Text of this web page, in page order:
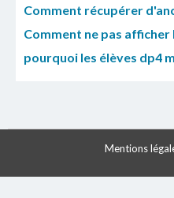
Comment récupérer
Comment ne pas afficher
pourquoi les élèves dp4
Mentions